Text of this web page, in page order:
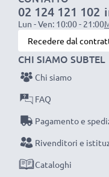
Ottima velocità di
1x batteria da
1x batteria da 2000
1x batteria da 3000
NOTA BENE:
raggiungimento di
Non lasciarti
02 124 121 102
Lun - Ven: 10:00 - 21:00
Recedere dal
CHI SIAMO SUBTEL
Chi siamo
FAQ
Pagamento e
Rivenditori e
Cataloghi